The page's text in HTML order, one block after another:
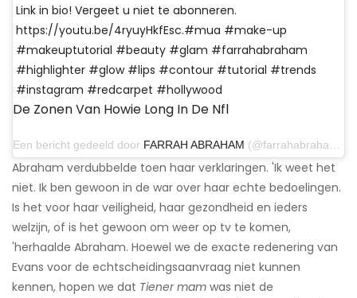
Link in bio! Vergeet u niet te abonneren.
https://youtu.be/4ryuyHkfEsc.​#mua #make-up
#makeuptutorial #beauty #glam #farrahabraham
#highlighter #glow #lips #contour #tutorial #trends
#instagram #redcarpet #hollywood
De Zonen Van Howie Long In De Nfl
Een bericht gedeeld door FARRAH ABRAHAM (@farrahabraham) op 3 november 2019 om 21:54 uur PST
Abraham verdubbelde toen haar verklaringen. 'Ik weet het
niet. Ik ben gewoon in de war over haar echte bedoelingen.
Is het voor haar veiligheid, haar gezondheid en ieders
welzijn, of is het gewoon om weer op tv te komen,
'herhaalde Abraham. Hoewel we de exacte redenering van
Evans voor de echtscheidingsaanvraag niet kunnen
kennen, hopen we dat Tiener mam was niet de